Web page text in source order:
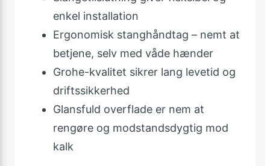
enkel installation
Ergonomisk stanghåndtag – nemt at
betjene, selv med våde hænder
Grohe-kvalitet sikrer lang levetid og
driftssikkerhed
Glansfuld overflade er nem at
rengøre og modstandsdygtig mod
kalk